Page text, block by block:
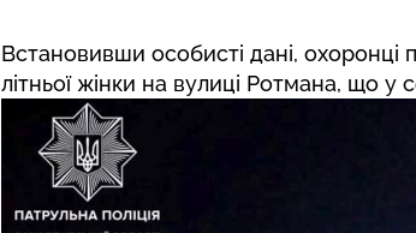
Встановивши особисті дані,
літньої жінки на вулиці Ротмана, що у